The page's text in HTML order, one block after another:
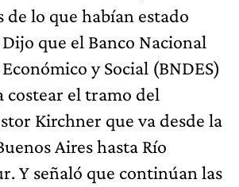
de lo que habían estado
que el Banco Nacional
y Social (BNDES)
costear el tramo del
Kirchner que va desde la
Aires hasta Río
Y señaló que continúan las